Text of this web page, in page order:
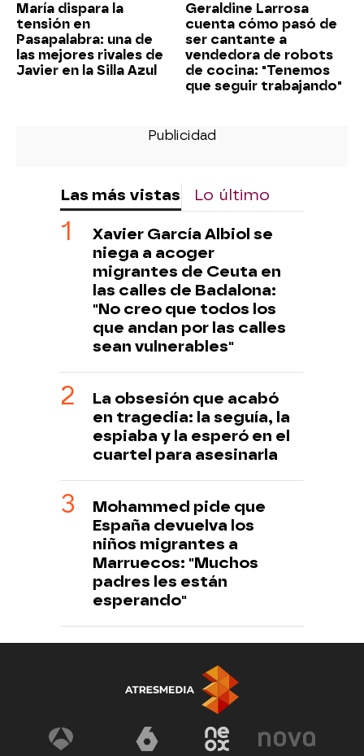
María dispara la
tensión en
Pasapalabra: una de
las mejores rivales de
Javier en la Silla Azul
Geraldine Larrosa
cuenta cómo pasó de
ser cantante a
vendedora de robots
de cocina: "Tenemos
que seguir trabajando"
Las más vistas Lo último
Xavier García Albiol se
niega a acoger
migrantes de Ceuta en
las calles de Badalona:
"No creo que todos los
que andan por las calles
sean vulnerables"
La obsesión que acabó
en tragedia: la seguía, la
espiaba y la esperó en el
cuartel para asesinarla
Mohammed pide que
España devuelva los
niños migrantes a
Marruecos: "Muchos
padres les están
esperando"